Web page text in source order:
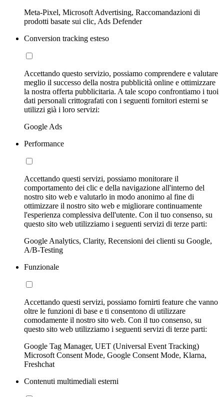
Meta-Pixel, Microsoft Advertising, Raccomandazioni di
prodotti basate sui clic, Ads Defender
Conversion tracking esteso
Accettando questo servizio, possiamo comprendere e valutare
meglio il successo della nostra pubblicità online e ottimizzare
la nostra offerta pubblicitaria. A tale scopo confrontiamo i tuoi
dati personali crittografati con i seguenti fornitori esterni se
utilizzi già i loro servizi:
Google Ads
Performance
Accettando questi servizi, possiamo monitorare il
comportamento dei clic e della navigazione all'interno del
nostro sito web e valutarlo in modo anonimo al fine di
ottimizzare il nostro sito web e migliorare continuamente
l'esperienza complessiva dell'utente. Con il tuo consenso, su
questo sito web utilizziamo i seguenti servizi di terze parti:
Google Analytics, Clarity, Recensioni dei clienti su Google,
A/B-Testing
Funzionale
Accettando questi servizi, possiamo fornirti feature che vanno
oltre le funzioni di base e ti consentono di utilizzare
comodamente il nostro sito web. Con il tuo consenso, su
questo sito web utilizziamo i seguenti servizi di terze parti:
Google Tag Manager, UET (Universal Event Tracking)
Microsoft Consent Mode, Google Consent Mode, Klarna,
Freshchat
Contenuti multimediali esterni